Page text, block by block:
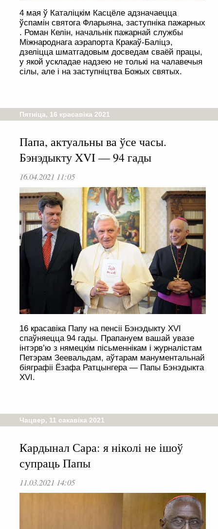
4 мая ў Каталіцкім Касцёле адзначаецца
ўспамін святога Фларыяна, заступніка пажарных
. Роман Келін, начальнік пажарнай службы
Міжнароднага аэрапорта Кракаў-Баліцэ,
дзеліцца шматгадовым досведам сваёй працы,
у якой ускладае надзею не толькі на чалавечыя
сілы, але і на заступніцтва Божых святых.
Пятніца, 16 красавіка 2021
Папа, актуальны ва ўсе часы.
Бэнэдыкту XVI — 94 гады
16.04.2021 11:05
16 красавіка Папу на пенсіі Бэнэдыкту XVI
спаўняецца 94 гады. Прапануем вашай увазе
інтэрв’ю з нямецкім пісьменнікам і журналістам
Петэрам Зеевальдам, аўтарам манументальнай
біяграфіі Ёзафа Ратцынгера — Папы Бэнэдыкта
XVI.
Чацвер, 11 сакавіка 2021
Кардынал Сара: я ніколі не ішоў
супраць Папы
11.03.2021 14:05